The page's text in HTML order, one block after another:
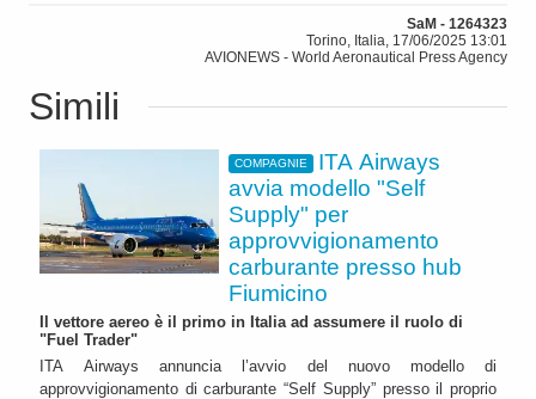
SaM - 1264323
Torino, Italia, 17/06/2025 13:01
AVIONEWS - World Aeronautical Press Agency
Simili
COMPAGNIE
ITA Airways
avvia modello "Self
Supply" per
approvvigionamento
carburante presso hub
Fiumicino
Il vettore aereo è il primo in Italia ad assumere il ruolo di
"Fuel Trader"
ITA Airways annuncia l’avvio del nuovo modello di
approvvigionamento di carburante “Self Supply” presso il proprio